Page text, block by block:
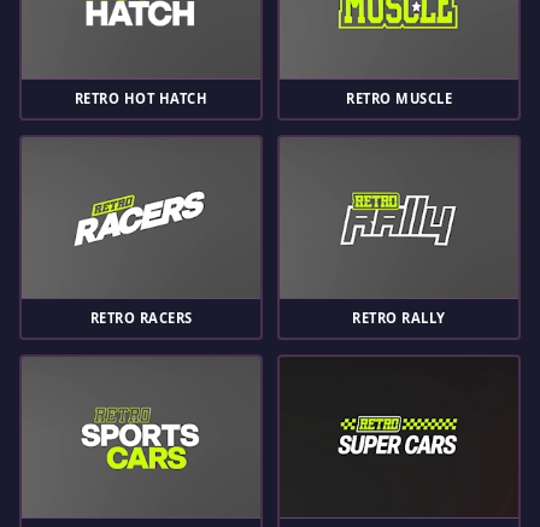
RETRO HOT HATCH RETRO MUSCLE
RETRO RACERS RETRO RALLY